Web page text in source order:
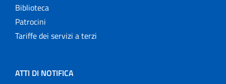
Biblioteca
Patrocini
Tariffe dei servizi a terzi
ATTI DI NOTIFICA